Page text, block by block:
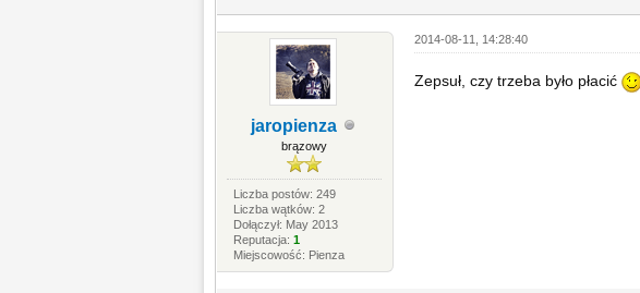
jaropienza
brązowy
Liczba postów: 249
Liczba wątków: 2
Dołączył: May 2013
Reputacja:1
Miejscowość: Pienza
2014-08-11, 14:28:40
Zepsuł, czy trzeba było płacić